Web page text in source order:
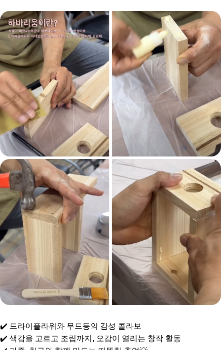
✔️ 드라이플라워와 무드등의 감성 콜라보
✔️ 색감을 고르고 조립까지, 오감이 열리는 창작 활동